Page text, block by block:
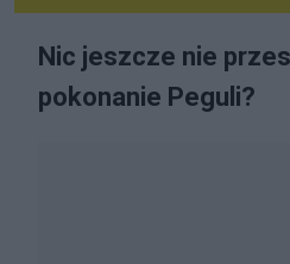
Nic jeszcze nie
pokonanie Peguli?